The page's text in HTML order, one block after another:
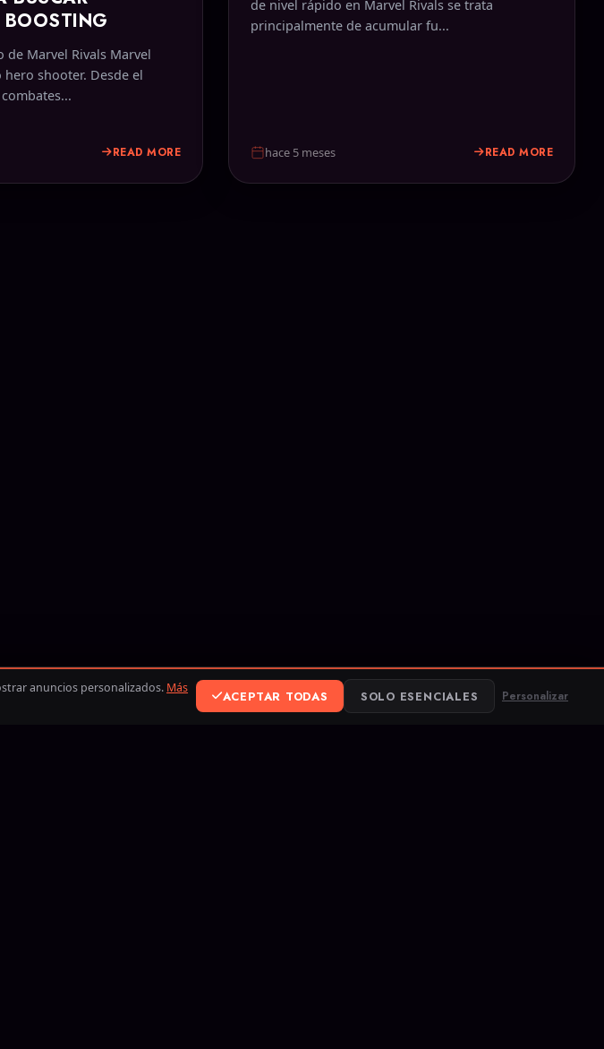
de Marvel Rivals Marvel
hero shooter. Desde el
READ MORE
de nivel rápido en Marvel Rivals se trata
principalmente de acumular fu...
hace 5 meses READ MORE
anuncios personalizados. Más
ACEPTAR TODAS SOLO ESENCIALES Personalizar